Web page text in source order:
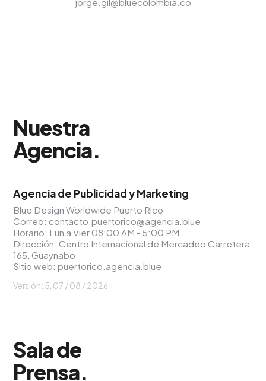
Nuestra
Agencia.
Agencia de Publicidad y Marketing
Blue Design Worldwide Puerto Rico
Correo: contacto.puertorico@agencia.blue
Horario: Lun a Vier 08:00 AM - 5:00 PM
Dirección: Centro Internacional de Mercadeo Carretera
165, Guaynabo
Sitio web:puertorico.agencia.blue
Versión: 5, 07 / 08 / 2026
Sala de
Prensa.